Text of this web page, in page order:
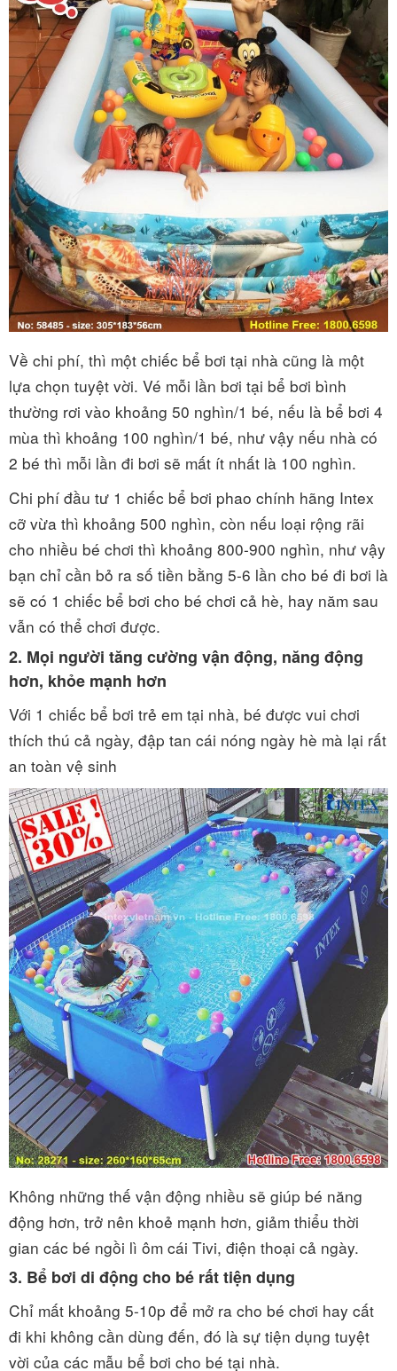
Về chi phí, thì một chiếc bể bơi tại nhà cũng là một
lựa chọn tuyệt vời. Vé mỗi lần bơi tại bể bơi bình
thường rơi vào khoảng 50 nghìn/1 bé, nếu là bể bơi 4
mùa thì khoảng 100 nghìn/1 bé, như vậy nếu nhà có
2 bé thì mỗi lần đi bơi sẽ mất ít nhất là 100 nghìn.
Chi phí đầu tư 1 chiếc bể bơi phao chính hãng Intex
cỡ vừa thì khoảng 500 nghìn, còn nếu loại rộng rãi
cho nhiều bé chơi thì khoảng 800-900 nghìn, như vậy
bạn chỉ cần bỏ ra số tiền bằng 5-6 lần cho bé đi bơi là
sẽ có 1 chiếc bể bơi cho bé chơi cả hè, hay năm sau
vẫn có thể chơi được.
2. Mọi người tăng cường vận động, năng động
hơn, khỏe mạnh hơn
Với 1 chiếc bể bơi trẻ em tại nhà, bé được vui chơi
thích thú cả ngày, đập tan cái nóng ngày hè mà lại rất
an toàn vệ sinh
Không những thế vận động nhiều sẽ giúp bé năng
động hơn, trở nên khoẻ mạnh hơn, giảm thiểu thời
gian các bé ngồi lì ôm cái Tivi, điện thoại cả ngày.
3. Bể bơi di động cho bé rất tiện dụng
Chỉ mất khoảng 5-10p để mở ra cho bé chơi hay cất
đi khi không cần dùng đến, đó là sự tiện dụng tuyệt
vời của các mẫu bể bơi cho bé tại nhà.